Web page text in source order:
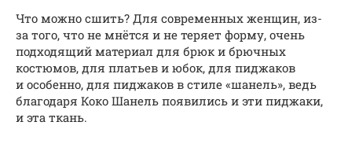
Что можно сшить? Для современных женщин, из-
за того, что не мнётся и не теряет форму, очень
подходящий материал для брюк и брючных
костюмов, для платьев и юбок, для пиджаков
и особенно, для пиджаков в стиле «шанель», ведь
благодаря Коко Шанель появились и эти пиджаки,
и эта ткань.